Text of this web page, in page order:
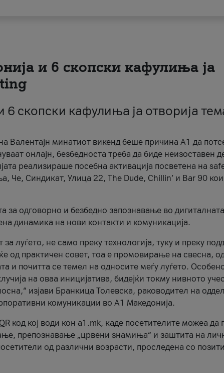
и 6 скопски кафулиња ја
скопски кафулиња ја отворија
Валентајн минатиот викенд беше причина А1 да
онлајн, безбедноста треба да биде неизоставен
реализираше посебна активација посветена на
Че, Синдикат, Улица 22, The Dude, Chillin’ и Bar 90 кои
за одговорно и безбедно запознавање во
динамика на нови контакти и комуникација.
луѓето, не само преку технологија, туку и преку
од практичен совет, тоа е промовирање на свесна,
и почитта се темел на односите меѓу луѓето.
на оваа иницијатива, бидејќи токму нивното
изјави Бранкица Толевска, раководител на
комуникации во А1 Македонија.
код кој води кон a1.mk, каде посетителите можеа да
препознавање „црвени знамиња“ и заштита на
од различни возрасти, проследена со